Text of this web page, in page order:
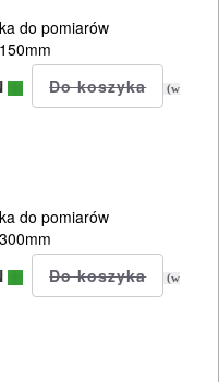
do pomiarów
(w
do pomiarów
(w